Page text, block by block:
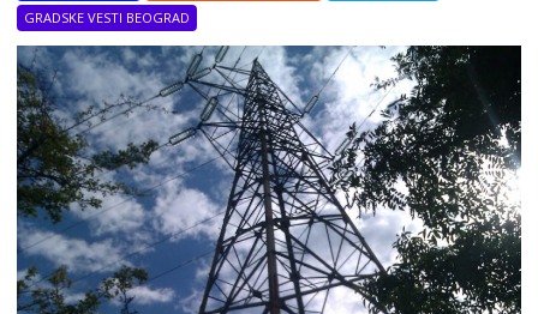
GRADSKE VESTI BEOGRAD